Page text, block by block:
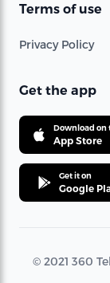
Terms of use
Privacy Policy
Get the app
Download on
App Store
Get it on
Google
© 2021 360